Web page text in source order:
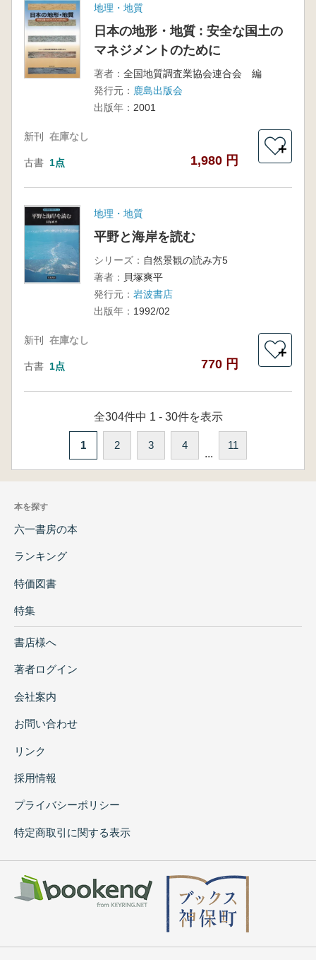
地理・地質
日本の地形・地質 : 安全な国土の
マネジメントのために
著者： 全国地質調査業協会連合会 編
発行元： 鹿島出版会
出版年： 2001
新刊 在庫なし
古書 1点 1,980 円
＋
地理・地質
平野と海岸を読む
シリーズ： 自然景観の読み方5
著者： 貝塚爽平
発行元： 岩波書店
出版年： 1992/02
新刊 在庫なし
古書 1点 770 円
＋
全304件中 1 - 30件を表示
1 2 3 4
...
11
本を探す
六一書房の本
ランキング
特価図書
特集
書店様へ
著者ログイン
会社案内
お問い合わせ
リンク
採用情報
プライバシーポリシー
特定商取引に関する表示